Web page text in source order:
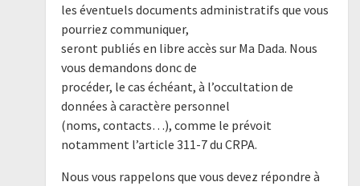
les éventuels documents administratifs que vous
pourriez communiquer,
seront publiés en libre accès sur Ma Dada. Nous
vous demandons donc de
procéder, le cas échéant, à l’occultation de
données à caractère personnel
(noms, contacts…), comme le prévoit
notamment l’article 311-7 du CRPA.
Nous vous rappelons que vous devez répondre à